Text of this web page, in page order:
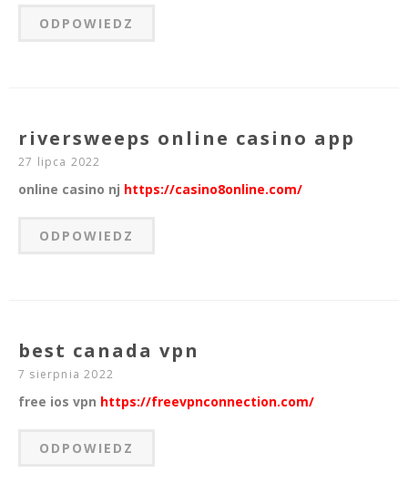
ODPOWIEDZ
riversweeps online casino app
27 lipca 2022
online casino nj https://casino8online.com/
ODPOWIEDZ
best canada vpn
7 sierpnia 2022
free ios vpn https://freevpnconnection.com/
ODPOWIEDZ